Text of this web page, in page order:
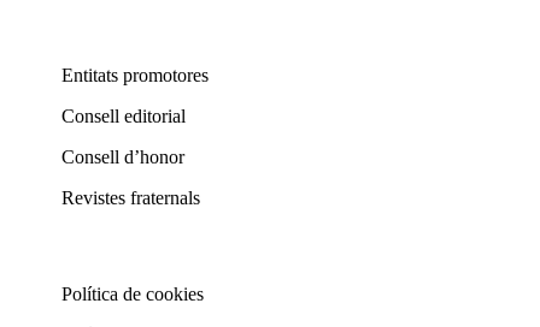
Entitats promotores
Consell editorial
Consell d’honor
Revistes fraternals
Política de cookies